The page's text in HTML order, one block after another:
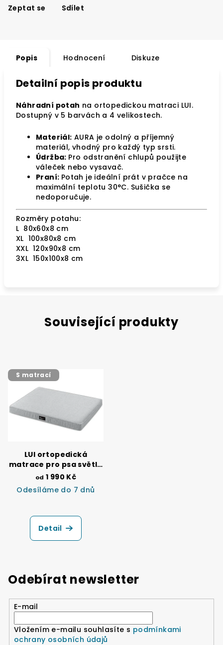
Zeptat se Sdílet
Popis Hodnocení Diskuze
Detailní popis produktu
Náhradní potah na ortopedickou matraci LUI.
Dostupný v 5 barvách a 4 velikostech.
Materiál: AURA je odolný a příjemný
materiál, vhodný pro každý typ srsti.
Údržba: Pro odstranění chlupů použijte
váleček nebo vysavač.
Praní: Potah je ideální prát v pračce na
maximální teplotu 30°C. Sušička se
nedoporučuje.
Rozměry potahu:
L 80x60x8 cm
XL 100x80x8 cm
XXL 120x90x8 cm
3XL 150x100x8 cm
Související produkty
S matrací
LUI ortopedická
matrace pro psa světle
šedá
od 1 990 Kč
Odesíláme do 7 dnů
hodnocení
produktu
hvězdiček.
Detail
Odebírat newsletter
E-mail
Vložením e-mailu souhlasíte s podmínkami
ochrany osobních údajů